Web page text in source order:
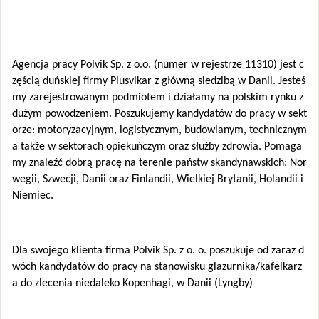
Agencja pracy Polvik Sp. z o.o. (numer w rejestrze 11310) jest c
zęścią duńskiej firmy Plusvikar z główną siedzibą w Danii. Jesteś
my zarejestrowanym podmiotem i działamy na polskim rynku z
dużym powodzeniem. Poszukujemy kandydatów do pracy w sekt
orze: motoryzacyjnym, logistycznym, budowlanym, technicznym
a także w sektorach opiekuńczym oraz służby zdrowia. Pomaga
my znaleźć dobrą pracę na terenie państw skandynawskich: Nor
wegii, Szwecji, Danii oraz Finlandii, Wielkiej Brytanii, Holandii i
Niemiec.
Dla swojego klienta firma Polvik Sp. z o. o. poszukuje od zaraz d
wóch kandydatów do pracy na stanowisku glazurnika/kafelkarz
a do zlecenia niedaleko Kopenhagi, w Danii (Lyngby)